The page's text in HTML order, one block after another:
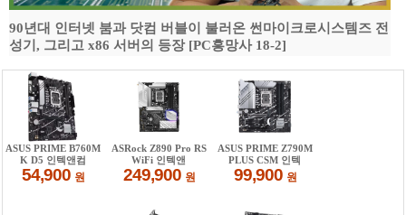
90년대 인터넷 붐과 닷컴 버블이 불러온 썬마이크로시스템즈 전
성기, 그리고 x86 서버의 등장 [PC흥망사 18-2]